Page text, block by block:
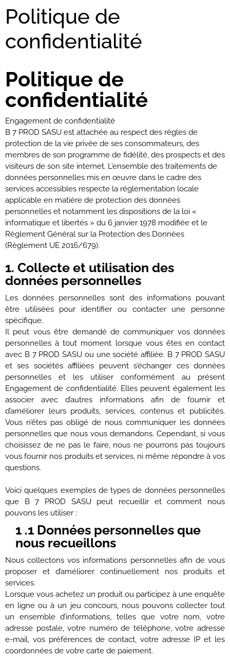
Politique de
confidentialité
Politique de
confidentialité
Engagement de confidentialité
B 7 PROD SASU est attachée au respect des règles de
protection de la vie privée de ses consommateurs, des
membres de son programme de fidélité, des prospects et des
visiteurs de son site internet. L’ensemble des traitements de
données personnelles mis en œuvre dans le cadre des
services accessibles respecte la réglementation locale
applicable en matière de protection des données
personnelles et notamment les dispositions de la loi «
informatique et libertés » du 6 janvier 1978 modifiée et le
Règlement Général sur la Protection des Données
(Règlement UE 2016/679).
1. Collecte et utilisation des
données personnelles
Les données personnelles sont des informations pouvant
être utilisées pour identifier ou contacter une personne
spécifique.
Il peut vous être demandé de communiquer vos données
personnelles à tout moment lorsque vous êtes en contact
avec B 7 PROD SASU ou une société affiliée. B 7 PROD SASU
et ses sociétés affiliées peuvent s’échanger ces données
personnelles et les utiliser conformément au présent
Engagement de confidentialité. Elles peuvent également les
associer avec d’autres informations afin de fournir et
d’améliorer leurs produits, services, contenus et publicités.
Vous n’êtes pas obligé de nous communiquer les données
personnelles que nous vous demandons. Cependant, si vous
choisissez de ne pas le faire, nous ne pourrons pas toujours
vous fournir nos produits et services, ni même répondre à vos
questions.
Voici quelques exemples de types de données personnelles
que B 7 PROD SASU peut recueillir et comment nous
pouvons les utiliser :
1 .1 Données personnelles que
nous recueillons
Nous collectons vos informations personnelles afin de vous
proposer et d’améliorer continuellement nos produits et
services.
Lorsque vous achetez un produit ou participez à une enquête
en ligne ou à un jeu concours, nous pouvons collecter tout
un ensemble d’informations, telles que votre nom, votre
adresse postale, votre numéro de téléphone, votre adresse
e-mail, vos préférences de contact, votre adresse IP et les
coordonnées de votre carte de paiement.